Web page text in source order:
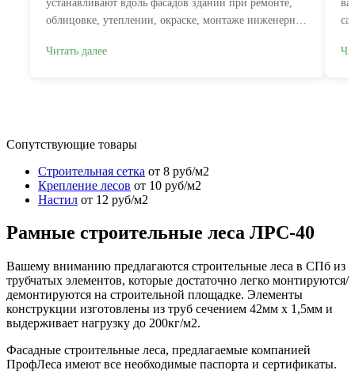
устанавливают вдоль фасадов зданий при ремонте,
облицовке, утеплении, окраске, монтаже инженерных
Читать далее
Сопутствующие товары
Cтроительная сетка от 8 руб/м2
Крепление лесов от 10 руб/м2
Настил от 12 руб/м2
Рамные строительные леса ЛРС-40
Вашему вниманию предлагаются строительные леса в СПб из
трубчатых элементов, которые достаточно легко монтируются/
демонтируются на строительной площадке. Элементы
конструкции изготовлены из труб сечением 42мм х 1,5мм и
выдерживает нагрузку до 200кг/м2.
Фасадные строительные леса, предлагаемые компанией
ПрофЛеса имеют все необходимые паспорта и сертификаты.